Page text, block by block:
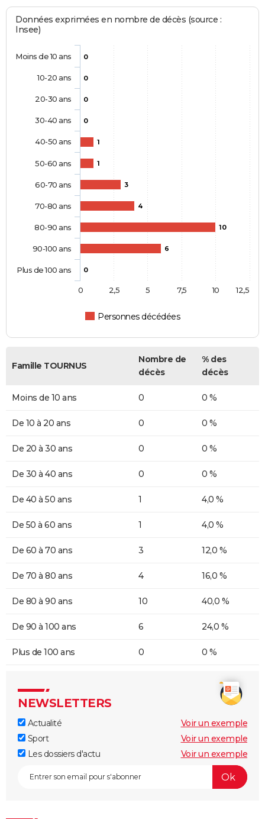
Données exprimées en nombre de décès (source :
Insee)
0
0
0
0
1
1
3
4
10
6
0
Personnes décédées
Moins de 10 ans
10-20 ans
20-30 ans
30-40 ans
40-50 ans
50-60 ans
60-70 ans
70-80 ans
80-90 ans
90-100 ans
Plus de 100 ans
0 10
2,5 5 7,5 12,5
Famille TOURNUS
Nombre de
décès
% des
décès
Moins de 10 ans 0 0 %
De 10 à 20 ans 0 0 %
De 20 à 30 ans 0 0 %
De 30 à 40 ans 0 0 %
De 40 à 50 ans 1 4,0 %
De 50 à 60 ans 1 4,0 %
De 60 à 70 ans 3 12,0 %
De 70 à 80 ans 4 16,0 %
De 80 à 90 ans 10 40,0 %
De 90 à 100 ans 6 24,0 %
Plus de 100 ans 0 0 %
NEWSLETTERS
Actualité
Voir un exemple
Sport
Voir un exemple
Les dossiers d'actu
Voir un exemple